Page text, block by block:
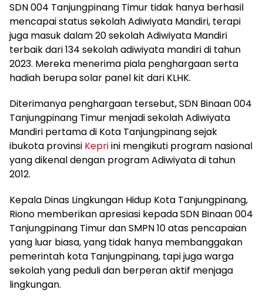
SDN 004 Tanjungpinang Timur tidak hanya berhasil
mencapai status sekolah Adiwiyata Mandiri, terapi
juga masuk dalam 20 sekolah Adiwiyata Mandiri
terbaik dari 134 sekolah adiwiyata mandiri di tahun
2023. Mereka menerima piala penghargaan serta
hadiah berupa solar panel kit dari KLHK.
Diterimanya penghargaan tersebut, SDN Binaan 004
Tanjungpinang Timur menjadi sekolah Adiwiyata
Mandiri pertama di Kota Tanjungpinang sejak
ibukota provinsi Kepriini mengikuti program nasional
yang dikenal dengan program Adiwiyata di tahun
2012.
Kepala Dinas Lingkungan Hidup Kota Tanjungpinang,
Riono memberikan apresiasi kepada SDN Binaan 004
Tanjungpinang Timur dan SMPN 10 atas pencapaian
yang luar biasa, yang tidak hanya membanggakan
pemerintah kota Tanjungpinang, tapi juga warga
sekolah yang peduli dan berperan aktif menjaga
lingkungan.